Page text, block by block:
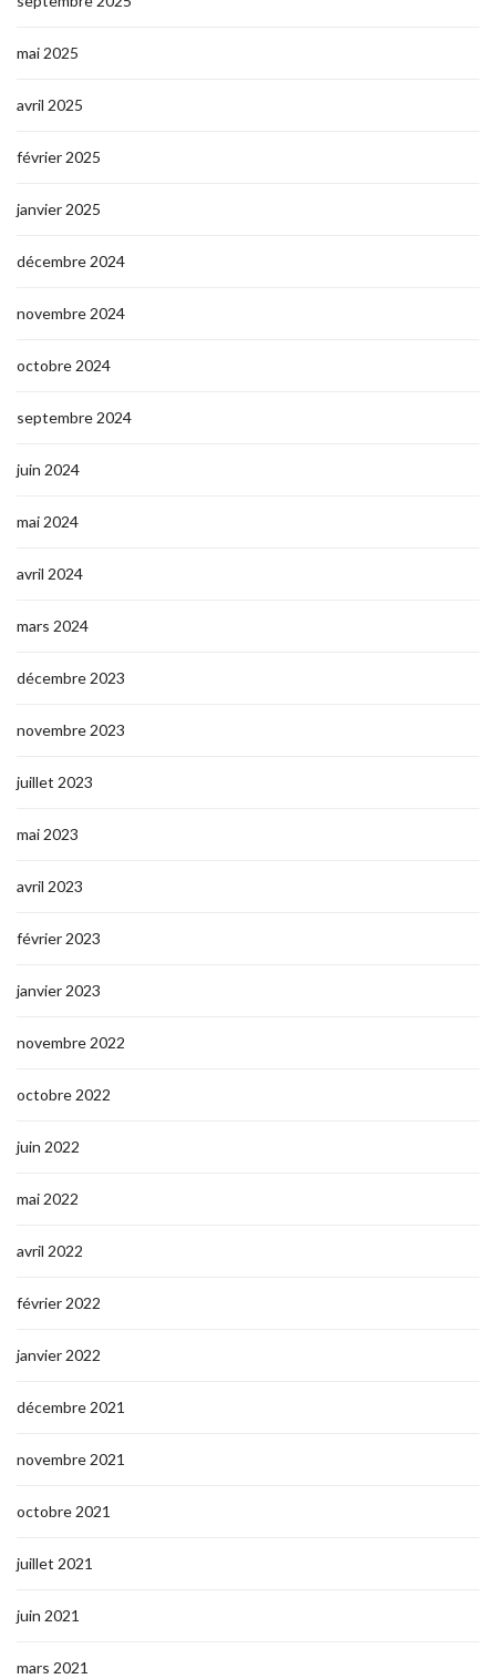
mai 2025
avril 2025
février 2025
janvier 2025
décembre 2024
novembre 2024
octobre 2024
septembre 2024
juin 2024
mai 2024
avril 2024
mars 2024
décembre 2023
novembre 2023
juillet 2023
mai 2023
avril 2023
février 2023
janvier 2023
novembre 2022
octobre 2022
juin 2022
mai 2022
avril 2022
février 2022
janvier 2022
décembre 2021
novembre 2021
octobre 2021
juillet 2021
juin 2021
mars 2021